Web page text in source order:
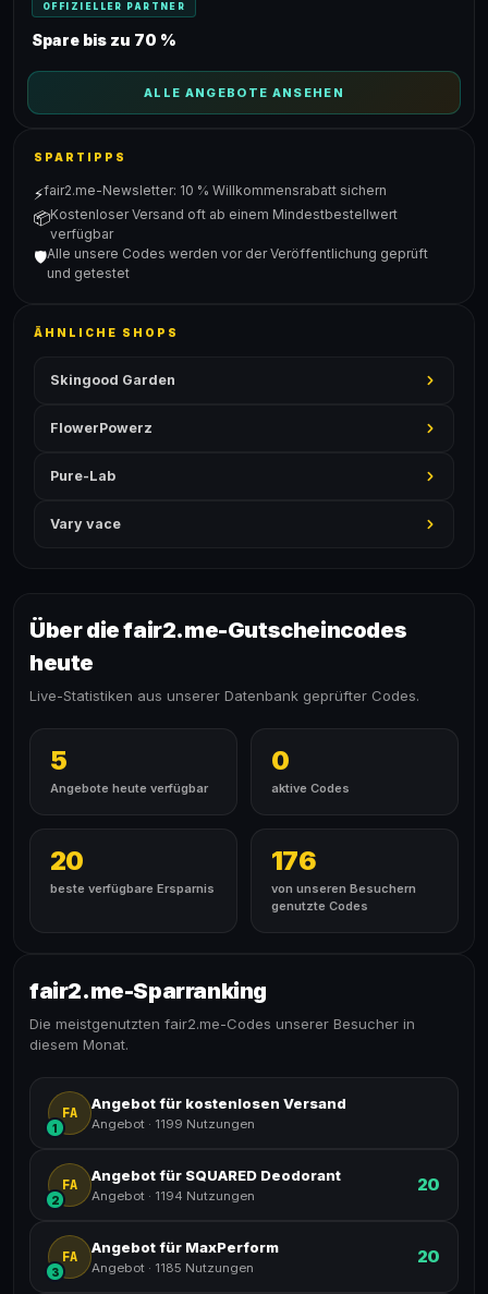
OFFIZIELLER PARTNER
Spare bis zu 70 %
ALLE ANGEBOTE ANSEHEN
SPARTIPPS
⚡fair2.me-Newsletter: 10 % Willkommensrabatt sichern
📦Kostenloser Versand oft ab einem Mindestbestellwert
verfügbar
🛡️Alle unsere Codes werden vor der Veröffentlichung geprüft
und getestet
ÄHNLICHE SHOPS
Skingood Garden
FlowerPowerz
Pure-Lab
Vary vace
Über die fair2.me-Gutscheincodes
heute
Live-Statistiken aus unserer Datenbank geprüfter Codes.
5
Angebote heute verfügbar
0
aktive Codes
20
beste verfügbare Ersparnis
176
von unseren Besuchern
genutzte Codes
fair2.me-Sparranking
Die meistgenutzten fair2.me-Codes unserer Besucher in
diesem Monat.
FA
1
Angebot für kostenlosen Versand
Angebot · 1199 Nutzungen
FA
2
Angebot für SQUARED Deodorant
Angebot · 1194 Nutzungen
20
FA
3
Angebot für MaxPerform
Angebot · 1185 Nutzungen
20